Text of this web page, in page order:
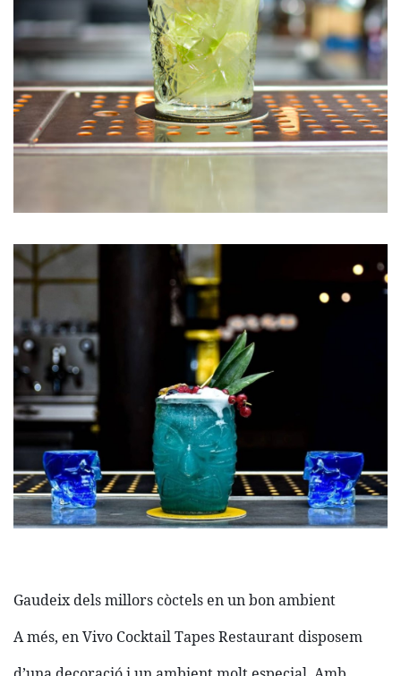
Gaudeix dels millors còctels en un bon ambient
A més, en Vivo Cocktail Tapes Restaurant disposem